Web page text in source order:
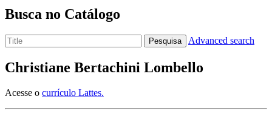
Busca no Catálogo
Pesquisa Advanced search
Christiane Bertachini Lombello
Acesse o currículo Lattes.